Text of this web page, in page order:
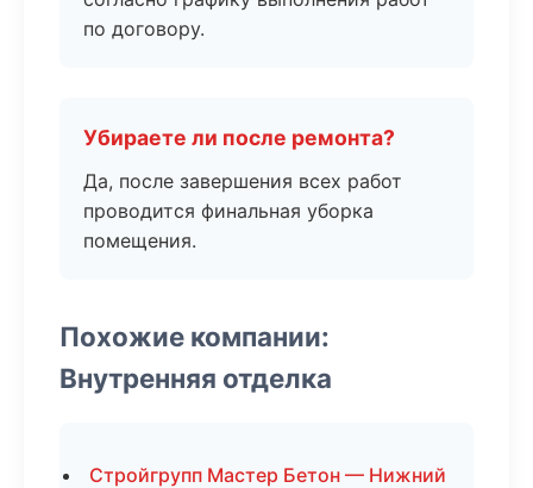
по договору.
Убираете ли после ремонта?
Да, после завершения всех работ
проводится финальная уборка
помещения.
Похожие компании:
Внутренняя отделка
Стройгрупп Мастер Бетон — Нижний